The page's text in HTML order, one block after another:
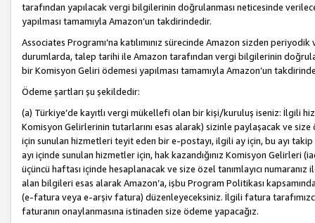
tarafından yapılacak vergi bilgilerinin doğrulanması neticesinde
yapılması tamamıyla Amazon’un takdirindedir.
Associates Programı’na katılımınız sürecinde Amazon sizden
durumlarda, talep tarihi ile Amazon tarafından vergi bilgilerinin
bir Komisyon Geliri ödemesi yapılması tamamıyla Amazon’un
Ödeme şartları şu şekildedir:
(a) Türkiye’de kayıtlı vergi mükellefi olan bir kişi/kuruluş iseniz: İlgili
Komisyon Gelirlerinin tutarlarını esas alarak) sizinle paylaşacak ve
için sunulan hizmetleri teyit eden bir e-postayı, ilgili ay için, bu ayı
ayı içinde sunulan hizmetler için, hak kazandığınız Komisyon Gelirleri
üçüncü haftası içinde hesaplanacak ve size özel tanımlayıcı
alan bilgileri esas alarak Amazon’a, işbu Program Politikası
(e-fatura veya e-arşiv fatura) düzenleyeceksiniz. İlgili fatura
faturanın onaylanmasına istinaden size ödeme yapacağız.